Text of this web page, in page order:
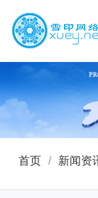
首页 / 新闻资